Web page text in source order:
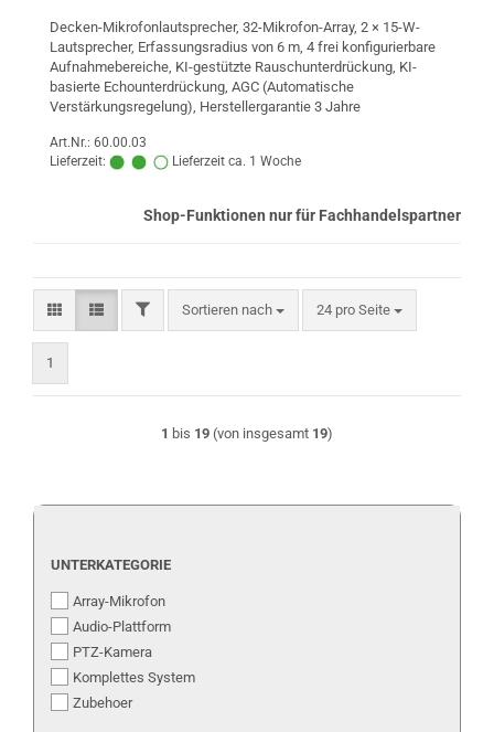
Decken-Mikrofonlautsprecher, 32-Mikrofon-Array, 2 × 15-W-
Lautsprecher, Erfassungsradius von 6 m, 4 frei konfigurierbare
Aufnahmebereiche, KI-gestützte Rauschunterdrückung, KI-
basierte Echounterdrückung, AGC (Automatische
Verstärkungsregelung), Herstellergarantie 3 Jahre
Art.Nr.: 60.00.03
Lieferzeit:
Lieferzeit ca. 1 Woche
Shop-Funktionen nur für Fachhandelspartner
FILTERSortieren nach
Sortieren nach 24 pro Seite
pro Seite
1
1 bis 19 (von insgesamt 19)
UNTERKATEGORIE
UNTERKATEGORIE
Array-Mikrofon
Audio-Plattform
PTZ-Kamera
Komplettes System
Zubehoer